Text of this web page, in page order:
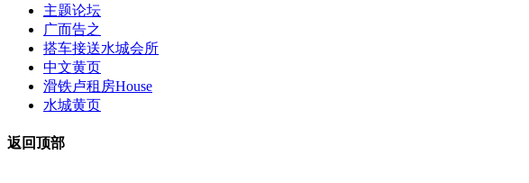
主题论坛
广而告之
搭车接送水城会所
中文黄页
滑铁卢租房House
水城黄页
返回顶部